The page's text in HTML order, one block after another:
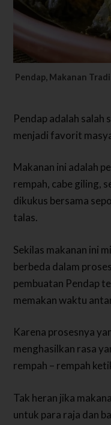
Pendap, Makanan
Pendap adalah salah
menjadi favorit
Makanan ini adalah
rempah, cabe giling,
dikukus bersama
talas.
Sekilas makanan ini
berbeda dalam
pembuatan Pendap
memakan waktu
Karena prosesnya
menghasilkan rasa
rempah – rempah
Tak heran jika
untuk para raja dan